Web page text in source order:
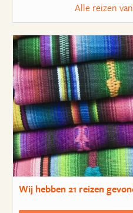
Alle reizen
Wij hebben21 reizen